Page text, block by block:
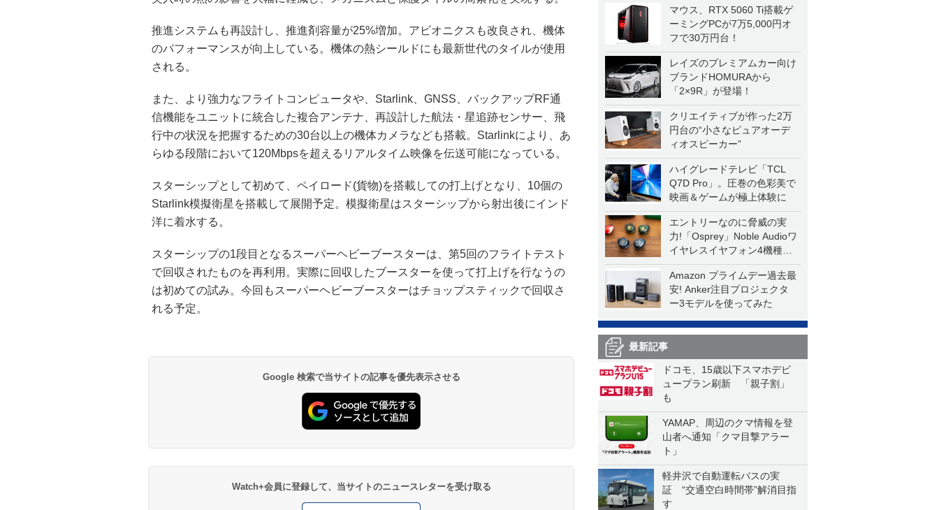
マウス、RTX 5060 Ti搭載ゲ
ーミングPCが7万5,000円オ
フで30万円台！
レイズのプレミアムカー向け
ブランドHOMURAから
「2×9R」が登場！
クリエイティブが作った2万
円台の“小さなピュアオーデ
ィオスピーカー”
ハイグレードテレビ「TCL
Q7D Pro」。圧巻の色彩美で
映画＆ゲームが極上体験に
エントリーなのに脅威の実
力!「Osprey」Noble Audioワ
イヤレスイヤフォン4機種を
一気に聴く
Amazon プライムデー過去最
安! Anker注目プロジェクタ
ー3モデルを使ってみた
最新記事
ドコモ、15歳以下スマホデビ
ュープラン刷新 「親子割」
も
YAMAP、周辺のクマ情報を登
山者へ通知「クマ目撃アラー
ト」
軽井沢で自動運転バスの実
証 “交通空白時間帯”解消目指
す
推進システムも再設計し、推進剤容量が25%増加。アビオニクスも改良され、機体
のパフォーマンスが向上している。機体の熱シールドにも最新世代のタイルが使用
される。
また、より強力なフライトコンピュータや、Starlink、GNSS、バックアップRF通
信機能をユニットに統合した複合アンテナ、再設計した航法・星追跡センサー、飛
行中の状況を把握するための30台以上の機体カメラなども搭載。Starlinkにより、あ
らゆる段階において120Mbpsを超えるリアルタイム映像を伝送可能になっている。
スターシップとして初めて、ペイロード(貨物)を搭載しての打上げとなり、10個の
Starlink模擬衛星を搭載して展開予定。模擬衛星はスターシップから射出後にインド
洋に着水する。
スターシップの1段目となるスーパーヘビーブースターは、第5回のフライトテスト
で回収されたものを再利用。実際に回収したブースターを使って打上げを行なうの
は初めての試み。今回もスーパーヘビーブースターはチョップスティックで回収さ
れる予定。
Google 検索で当サイトの記事を優先表示させる
Watch+会員に登録して、当サイトのニュースレターを受け取る